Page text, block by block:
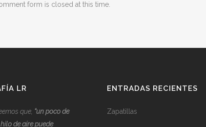
form is closed at this time.
LR
que, “un poco de
de aire puede
ENTRADAS RECIENTES
Zapatillas